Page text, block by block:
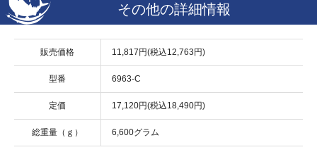
その他の詳細情報
販売価格 11,817円(税込12,763円)
型番 6963-C
定価 17,120円(税込18,490円)
総重量（ｇ） 6,600グラム